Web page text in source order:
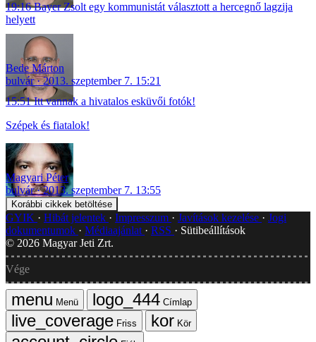
19:16 Bayer Zsolt egy kommunistát választott a hercegnő lagzija
helyett
Bede Márton
bulvár
2013. szeptember 7. 15:21
15:51 Itt vannak a hivatalos esküvői fotók!
Szépek és fiatalok!
Magyari Péter
bulvár
2013. szeptember 7. 13:55
Korábbi cikkek betöltése
GYIK Hibát jelentek Impresszum Javítások kezelése
Jogi
dokumentumok
Médiaajánlat RSS
Sütibeállítások
© 2026 Magyar Jeti Zrt.
Vége
Menü
Címlap
Friss
Kör